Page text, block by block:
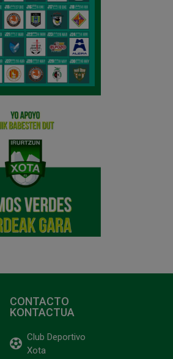
CONTACTO
KONTACTUA
Club Deportivo
Xota